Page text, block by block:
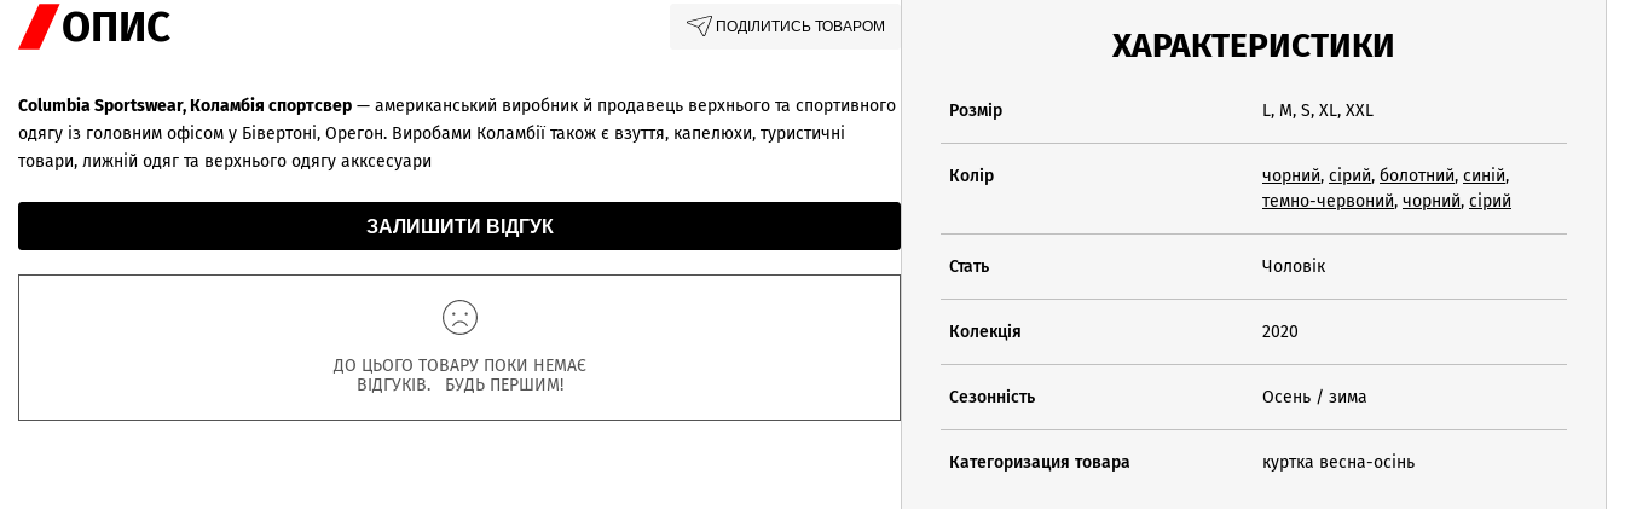
ОПИС ПОДІЛИТИСЬ ТОВАРОМ
Columbia Sportswear, Коламбія спортсвер — американський виробник й продавець верхнього та спортивного
одягу із головним офісом у Бівертоні, Орегон. Виробами Коламбії також є взуття, капелюхи, туристичні
товари, лижній одяг та верхнього одягу акксесуари
ЗАЛИШИТИ ВІДГУК
ДО ЦЬОГО ТОВАРУ ПОКИ НЕМАЄ
ВІДГУКІВ. БУДЬ ПЕРШИМ!
ХАРАКТЕРИСТИКИ
Розмір L, M, S, XL, XXL
Колір чорний, сірий, болотний, синій,
темно-червоний, чорний, сірий
Стать Чоловік
Колекція 2020
Сезонність Осень / зима
Категоризация товара куртка весна-осінь